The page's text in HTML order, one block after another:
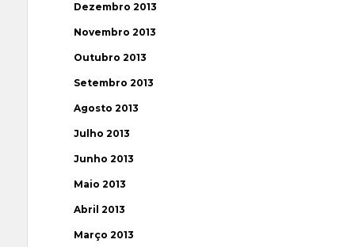
Dezembro 2013
Novembro 2013
Outubro 2013
Setembro 2013
Agosto 2013
Julho 2013
Junho 2013
Maio 2013
Abril 2013
Março 2013